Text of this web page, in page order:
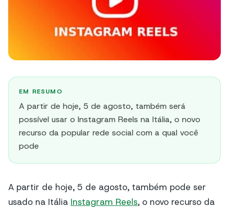
EM RESUMO
A partir de hoje, 5 de agosto, também será
possível usar o Instagram Reels na Itália, o novo
recurso da popular rede social com a qual você
pode
A partir de hoje, 5 de agosto, também pode ser
usado na Itália Instagram Reels, o novo recurso da